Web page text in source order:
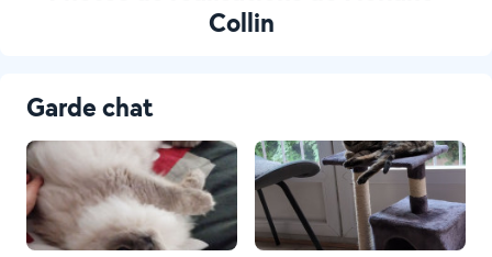
Collin
Garde chat